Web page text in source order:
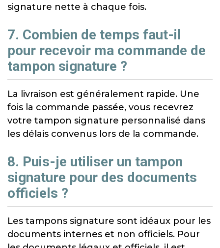
signature nette à chaque fois.
7. Combien de temps faut-il
pour recevoir ma commande de
tampon signature ?
La livraison est généralement rapide. Une
fois la commande passée, vous recevrez
votre tampon signature personnalisé dans
les délais convenus lors de la commande.
8. Puis-je utiliser un tampon
signature pour des documents
officiels ?
Les tampons signature sont idéaux pour les
documents internes et non officiels. Pour